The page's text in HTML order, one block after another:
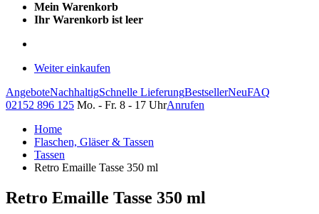
Mein Warenkorb
Ihr Warenkorb ist leer
Weiter einkaufen
AngeboteNachhaltigSchnelle LieferungBestsellerNeuFAQ
02152 896 125 Mo. - Fr. 8 - 17 UhrAnrufen
Home
Flaschen, Gläser & Tassen
Tassen
Retro Emaille Tasse 350 ml
Retro Emaille Tasse 350 ml